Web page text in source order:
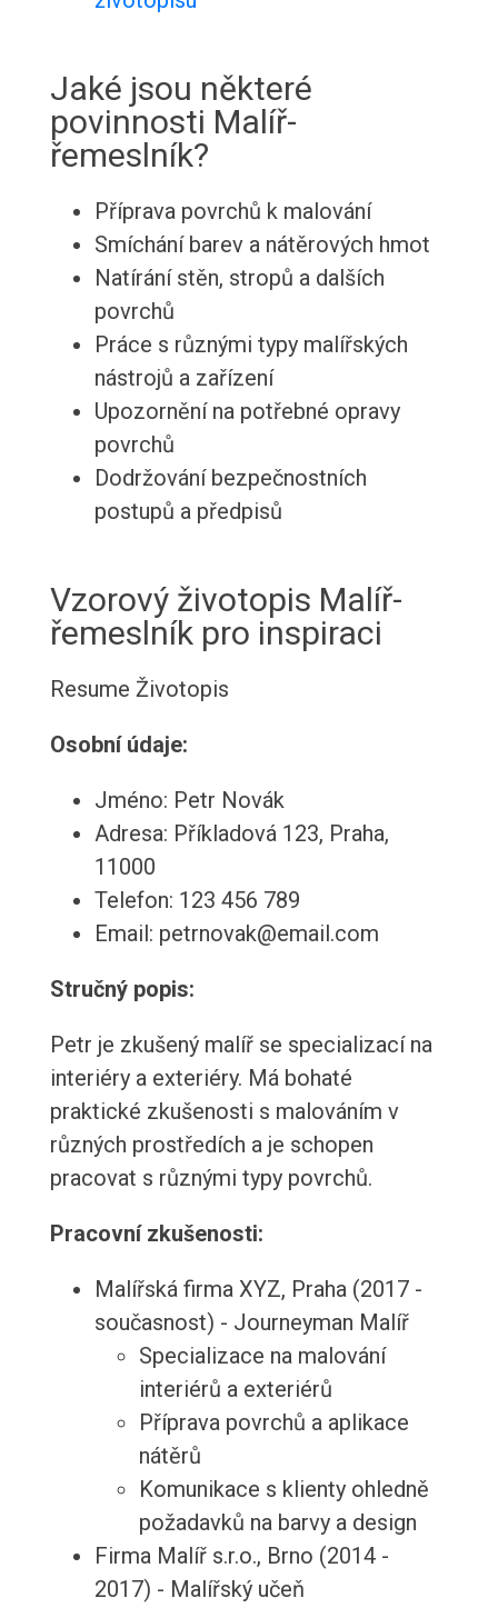
Jaké jsou některé
povinnosti Malíř-
řemeslník?
Příprava povrchů k malování
Smíchání barev a nátěrových hmot
Natírání stěn, stropů a dalších
povrchů
Práce s různými typy malířských
nástrojů a zařízení
Upozornění na potřebné opravy
povrchů
Dodržování bezpečnostních
postupů a předpisů
Vzorový životopis Malíř-
řemeslník pro inspiraci
Resume Životopis
Osobní údaje:
Jméno: Petr Novák
Adresa: Příkladová 123, Praha,
11000
Telefon: 123 456 789
Email: petrnovak@email.com
Stručný popis:
Petr je zkušený malíř se specializací na
interiéry a exteriéry. Má bohaté
praktické zkušenosti s malováním v
různých prostředích a je schopen
pracovat s různými typy povrchů.
Pracovní zkušenosti:
Malířská firma XYZ, Praha (2017 -
současnost) - Journeyman Malíř
Specializace na malování
interiérů a exteriérů
Příprava povrchů a aplikace
nátěrů
Komunikace s klienty ohledně
požadavků na barvy a design
Firma Malíř s.r.o., Brno (2014 -
2017) - Malířský učeň